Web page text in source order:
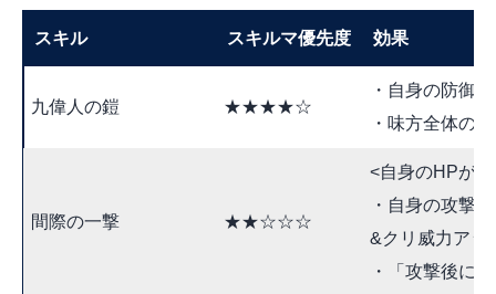
スキル スキルマ優先度 効果
九偉人の鎧 ★★★★☆
・自身の防御
・味方全体の
間際の一撃 ★★☆☆☆
<自身のHPが
・自身の攻撃
&クリ威力アッ
・「攻撃後に